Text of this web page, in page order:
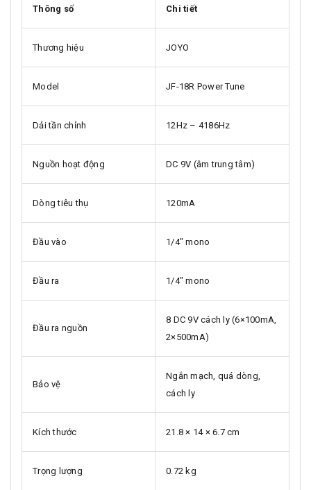
Thông số Chi tiết
Thương hiệu JOYO
Model JF-18R Power Tune
Dải tần chỉnh 12Hz – 4186Hz
Nguồn hoạt động DC 9V (âm trung tâm)
Dòng tiêu thụ 120mA
Đầu vào 1/4" mono
Đầu ra 1/4" mono
Đầu ra nguồn
8 DC 9V cách ly (6×100mA,
2×500mA)
Bảo vệ
Ngắn mạch, quá dòng,
cách ly
Kích thước 21.8 × 14 × 6.7 cm
Trọng lượng 0.72 kg